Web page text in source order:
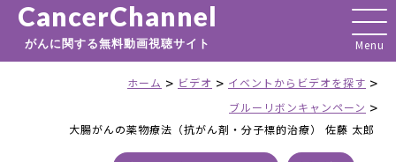
CancerChannel
がんに関する無料動画視聴サイト
ホーム > ビデオ > イベントからビデオを探す >
ブルーリボンキャンペーン >
大腸がんの薬物療法（抗がん剤・分子標的治療） 佐藤 太郎